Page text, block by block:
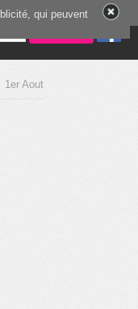
31 Juil.
qui peuvent